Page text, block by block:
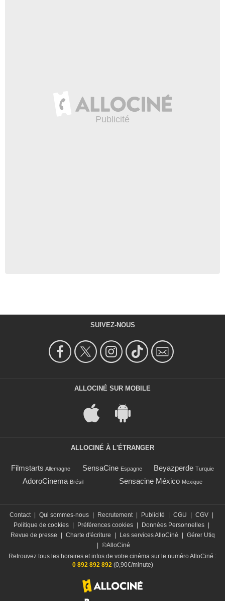
SUIVEZ-NOUS
ALLOCINÉ SUR MOBILE
ALLOCINÉ À L'ÉTRANGER
Filmstarts Allemagne SensaCine Espagne Beyazperde Turquie
AdoroCinema Brésil Sensacine México Mexique
Contact Qui sommes-nous Recrutement Publicité CGU CGV
Politique de cookies
Préférences cookies Données Personnelles
Revue de presse
Charte d'écriture Les services AlloCiné
Gérer Utiq
©AlloCiné
Retrouvez tous les horaires et infos de votre cinéma sur le numéro AlloCiné :
0 892 892 892(0,90€/minute)